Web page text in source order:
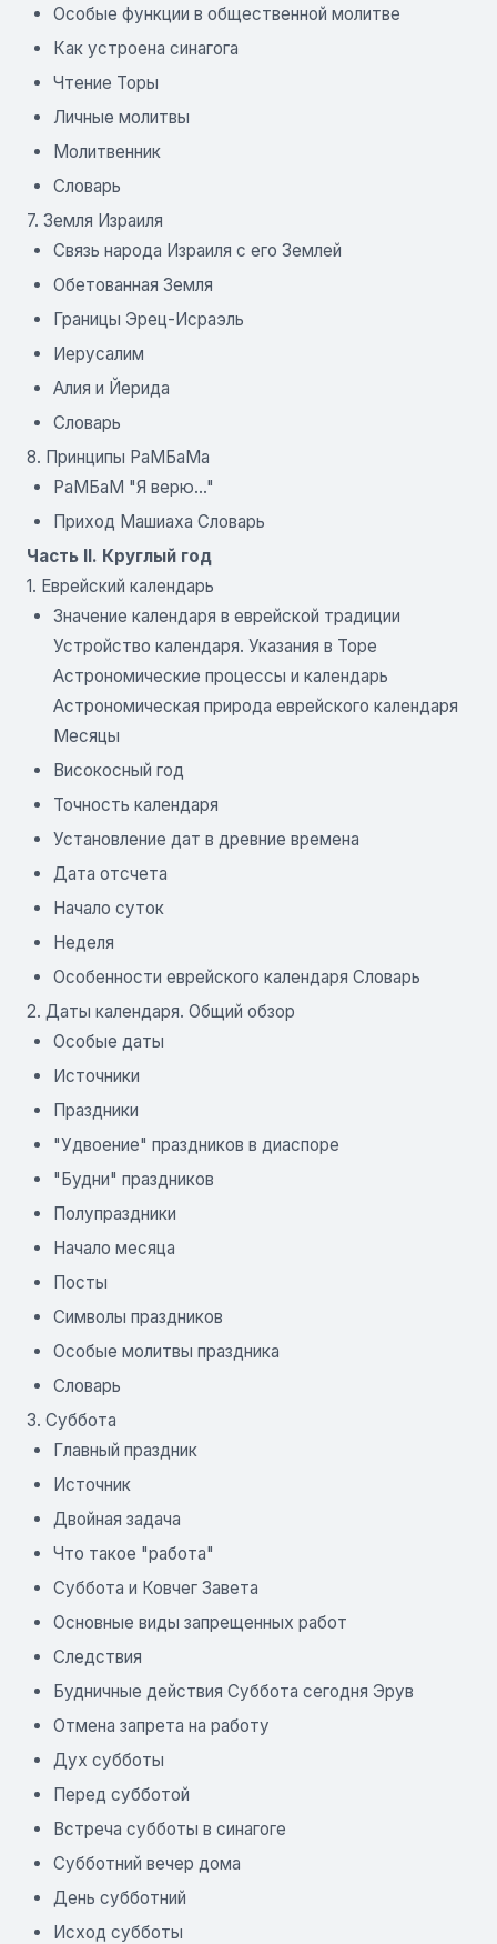
Особые функции в общественной молитве
Как устроена синагога
Чтение Торы
Личные молитвы
Молитвенник
Словарь
7. Земля Израиля
Связь народа Израиля с его Землей
Обетованная Земля
Границы Эрец-Исраэль
Иерусалим
Алия и Йерида
Словарь
8. Принципы РаМБаМа
РаМБаМ "Я верю..."
Приход Машиаха Словарь
Часть II. Круглый год
1. Еврейский календарь
Значение календаря в еврейской традиции
Устройство календаря. Указания в Торе
Астрономические процессы и календарь
Астрономическая природа еврейского календаря
Месяцы
Високосный год
Точность календаря
Установление дат в древние времена
Дата отсчета
Начало суток
Неделя
Особенности еврейского календаря Словарь
2. Даты календаря. Общий обзор
Особые даты
Источники
Праздники
"Удвоение" праздников в диаспоре
"Будни" праздников
Полупраздники
Начало месяца
Посты
Символы праздников
Особые молитвы праздника
Словарь
3. Суббота
Главный праздник
Источник
Двойная задача
Что такое "работа"
Суббота и Ковчег Завета
Основные виды запрещенных работ
Следствия
Будничные действия Суббота сегодня Эрув
Отмена запрета на работу
Дух субботы
Перед субботой
Встреча субботы в синагоге
Субботний вечер дома
День субботний
Исход субботы